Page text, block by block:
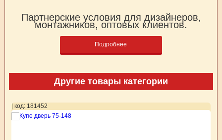
Партнерские условия для дизайнеров,
монтажников, оптовых клиентов.
Подробнее
Другие товары категории
| код: 181452